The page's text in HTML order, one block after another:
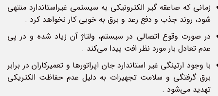
زمانی که صاعقه گیر الکترونیکی به سیستمی غیراستاندارد منتهی
شود، روند جذب و دفع رعد و برق به خوبی کار نخواهد کرد .
در صورت وقوع اتصالی در سیستم، ولتاژ آن زیاد شده و در پی
عدم تعادل بار مورد نظر افت پیدا می‌کند .
با وجود ارتینگی غیر استاندارد جان اپراتورها و تعمیرکاران در برابر
برق گرفتگی و سلامت تجهیزات به دلیل عدم حفاظت الکتریکی
تهدید می‌شود .